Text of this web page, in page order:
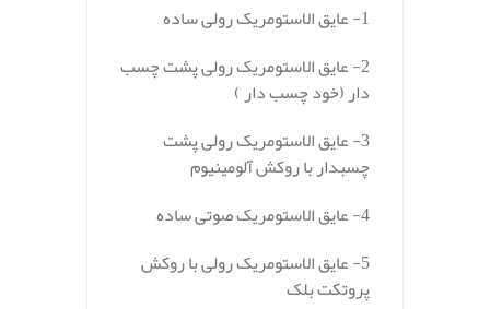
1- عایق الاستومریک رولی ساده
2- عایق الاستومریک رولی پشت چسب
دار (خود چسب دار )
3- عایق الاستومریک رولی پشت
چسبدار با روکش آلومینیوم
4- عایق الاستومریک صوتی ساده
5- عایق الاستومریک رولی با روکش
پروتکت بلک